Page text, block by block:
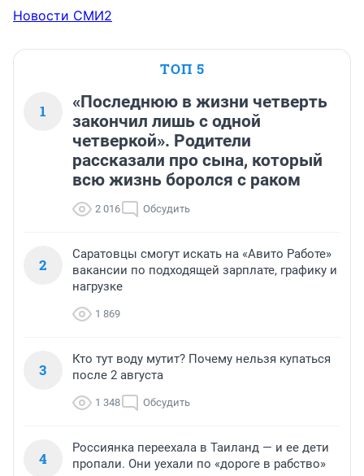
Новости СМИ2
ТОП 5
1
«Последнюю в жизни четверть
закончил лишь с одной
четверкой». Родители
рассказали про сына, который
всю жизнь боролся с раком
2 016 Обсудить
2
Саратовцы смогут искать на «Авито Работе»
вакансии по подходящей зарплате, графику и
нагрузке
1 869
3
Кто тут воду мутит? Почему нельзя купаться
после 2 августа
1 348 Обсудить
4
Россиянка переехала в Таиланд — и ее дети
пропали. Они уехали по «дороге в рабство»